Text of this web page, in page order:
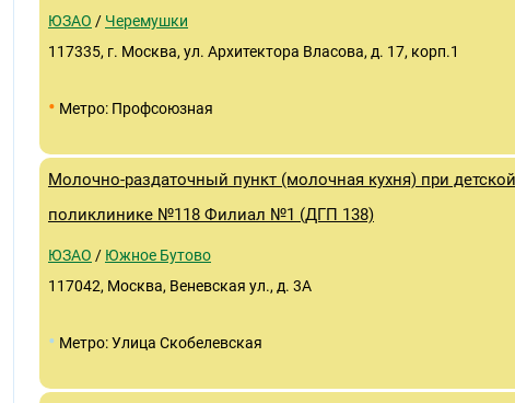
ЮЗАО / Черемушки
117335, г. Москва, ул. Архитектора Власова, д. 17, корп.1
• Метро: Профсоюзная
Молочно-раздаточный пункт (молочная кухня) при детской
поликлинике №118 Филиал №1 (ДГП 138)
ЮЗАО / Южное Бутово
117042, Москва, Веневская ул., д. 3А
• Метро: Улица Скобелевская